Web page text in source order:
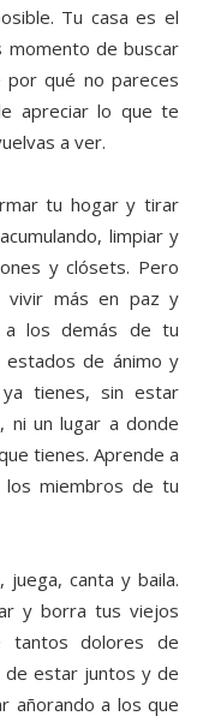
Tu casa es el
momento de buscar
qué no pareces
apreciar lo que te
a ver.
tu hogar y tirar
limpiar y
y clósets. Pero
vivir más en paz y
a los demás de tu
estados de ánimo y
tienes, sin estar
ni un lugar a donde
tienes. Aprende a
miembros de tu
canta y baila.
y borra tus viejos
tantos dolores de
de estar juntos y de
añorando a los que